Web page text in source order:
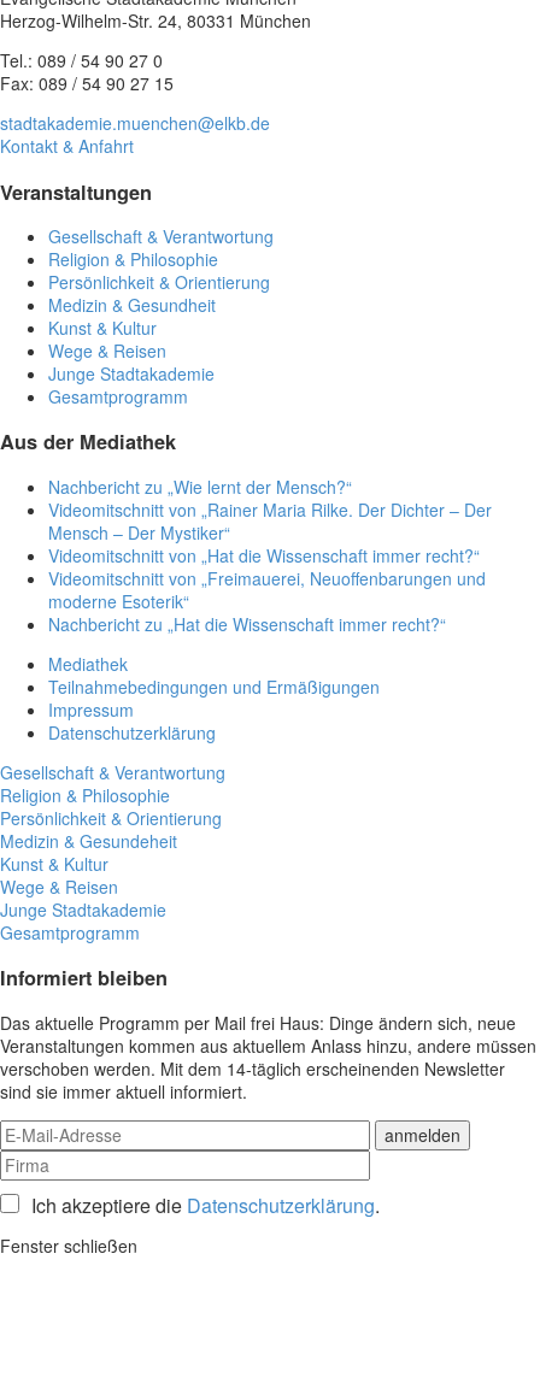
Herzog-Wilhelm-Str. 24, 80331 München
Tel.: 089 / 54 90 27 0
Fax: 089 / 54 90 27 15
stadtakademie.muenchen@elkb.de
Kontakt & Anfahrt
Veranstaltungen
Gesellschaft & Verantwortung
Religion & Philosophie
Persönlichkeit & Orientierung
Medizin & Gesundheit
Kunst & Kultur
Wege & Reisen
Junge Stadtakademie
Gesamtprogramm
Aus der Mediathek
Nachbericht zu „Wie lernt der Mensch?“
Videomitschnitt von „Rainer Maria Rilke. Der Dichter – Der
Mensch – Der Mystiker“
Videomitschnitt von „Hat die Wissenschaft immer recht?“
Videomitschnitt von „Freimauerei, Neuoffenbarungen und
moderne Esoterik“
Nachbericht zu „Hat die Wissenschaft immer recht?“
Mediathek
Teilnahmebedingungen und Ermäßigungen
Impressum
Datenschutzerklärung
Gesellschaft & Verantwortung
Religion & Philosophie
Persönlichkeit & Orientierung
Medizin & Gesundeheit
Kunst & Kultur
Wege & Reisen
Junge Stadtakademie
Gesamtprogramm
Informiert bleiben
Das aktuelle Programm per Mail frei Haus: Dinge ändern sich, neue
Veranstaltungen kommen aus aktuellem Anlass hinzu, andere müssen
verschoben werden. Mit dem 14-täglich erscheinenden Newsletter
sind sie immer aktuell informiert.
Ich akzeptiere die Datenschutzerklärung.
Fenster schließen